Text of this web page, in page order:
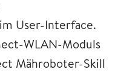
User-Interface.
WLAN-Moduls
Mähroboter-Skill